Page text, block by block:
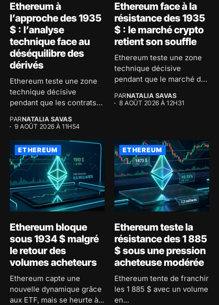
Ethereum à
l’approche des 1935
$ : l’analyse
technique face au
déséquilibre des
dérivés
Ethereum teste une zone
technique décisive
pendant que les contrats
PARNATALIA SAVAS
9 AOÛT 2026 À 11H54
Ethereum face à la
résistance des 1935
$ : le marché crypto
retient son souffle
Ethereum teste une zone
technique décisive
pendant que le marché des
PARNATALIA SAVAS
8 AOÛT 2026 À 12H31
ETHEREUM
Ethereum bloque
sous 1934 $ malgré
le retour des
volumes acheteurs
Ethereum capte une
nouvelle dynamique grâce
aux ETF, mais se heurte à...
ETHEREUM
Ethereum teste la
résistance des 1 885
$ sous une pression
acheteuse modérée
Ethereum tente de franchir
les 1 885 $ avec un volume
en...